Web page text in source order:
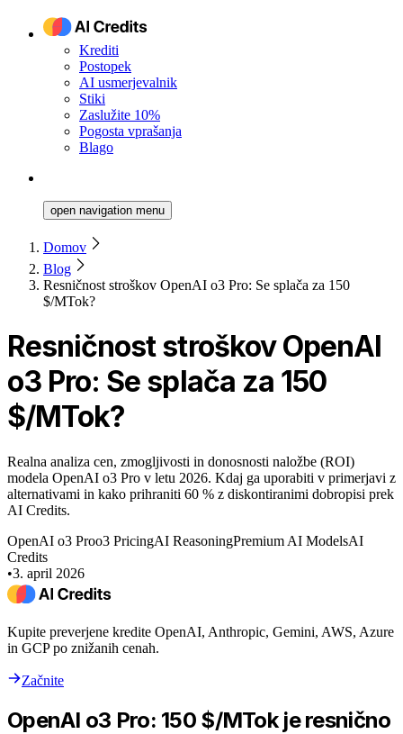
Krediti
Postopek
AI usmerjevalnik
Stiki
Zaslužite 10%
Pogosta vprašanja
Blago
open navigation menu
Domov
Blog
Resničnost stroškov OpenAI o3 Pro: Se splača za 150
$/MTok?
Resničnost stroškov OpenAI
o3 Pro: Se splača za 150
$/MTok?
Realna analiza cen, zmogljivosti in donosnosti naložbe (ROI)
modela OpenAI o3 Pro v letu 2026. Kdaj ga uporabiti v primerjavi z
alternativami in kako prihraniti 60 % z diskontiranimi dobropisi prek
AI Credits.
OpenAI o3 Proo3 PricingAI ReasoningPremium AI ModelsAI
Credits
•3. april 2026
Kupite preverjene kredite OpenAI, Anthropic, Gemini, AWS, Azure
in GCP po znižanih cenah.
Začnite
OpenAI o3 Pro: 150 $/MTok je resnično